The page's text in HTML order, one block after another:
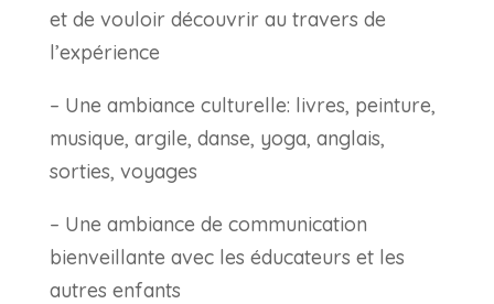
et de vouloir découvrir au travers de
l’expérience
– Une ambiance culturelle: livres, peinture,
musique, argile, danse, yoga, anglais,
sorties, voyages
– Une ambiance de communication
bienveillante avec les éducateurs et les
autres enfants